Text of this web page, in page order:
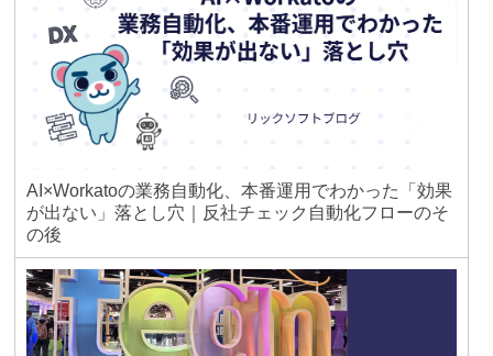
AI×Workatoの業務自動化、本番運用でわかった「効果
が出ない」落とし穴｜反社チェック自動化フローのそ
の後